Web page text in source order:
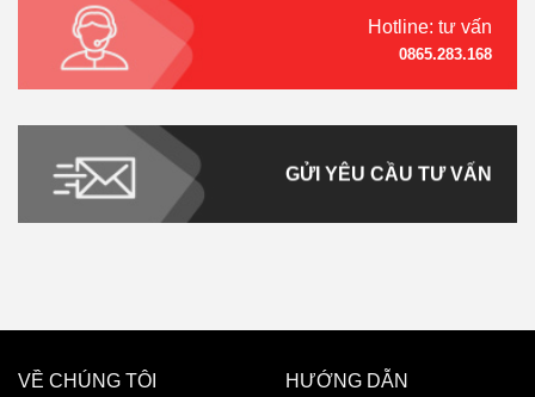
Hotline: tư vấn
0865.283.168
GỬI YÊU CẦU TƯ VẤN
VỀ CHÚNG TÔI
HƯỚNG DẪN